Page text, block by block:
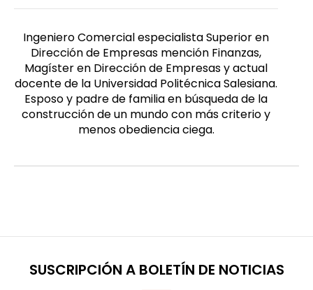
Masculino
Ingeniero Comercial especialista Superior en
Dirección de Empresas mención Finanzas,
Magíster en Dirección de Empresas y actual
docente de la Universidad Politécnica Salesiana.
Esposo y padre de familia en búsqueda de la
construcción de un mundo con más criterio y
menos obediencia ciega.
SUSCRIPCIÓN A BOLETÍN DE NOTICIAS